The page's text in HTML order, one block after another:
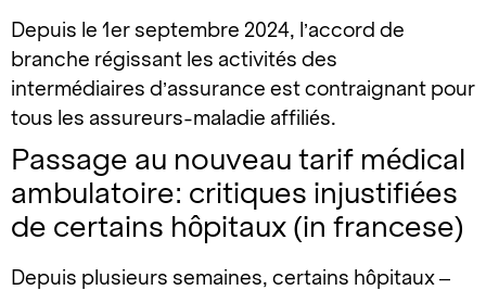
Depuis le 1er septembre 2024, l’accord de
branche régissant les activités des
intermédiaires d’assurance est contraignant pour
tous les assureurs-maladie affiliés.
Passage au nouveau tarif médical
ambulatoire: critiques injustifiées
de certains hôpitaux (in francese)
Depuis plusieurs semaines, certains hôpitaux –